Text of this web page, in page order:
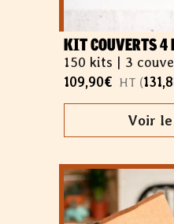
KIT COUVERTS 4
150 kits | 3
109,90€ HT (
Voir